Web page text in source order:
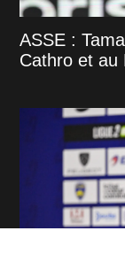
ASSE :
Cathro et au